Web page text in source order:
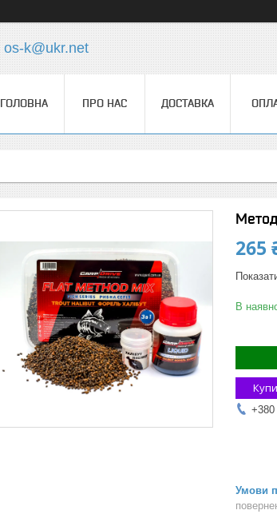
os-k@ukr.net
ГОЛОВНА ПРО НАС ДОСТАВКА
265
В
+380